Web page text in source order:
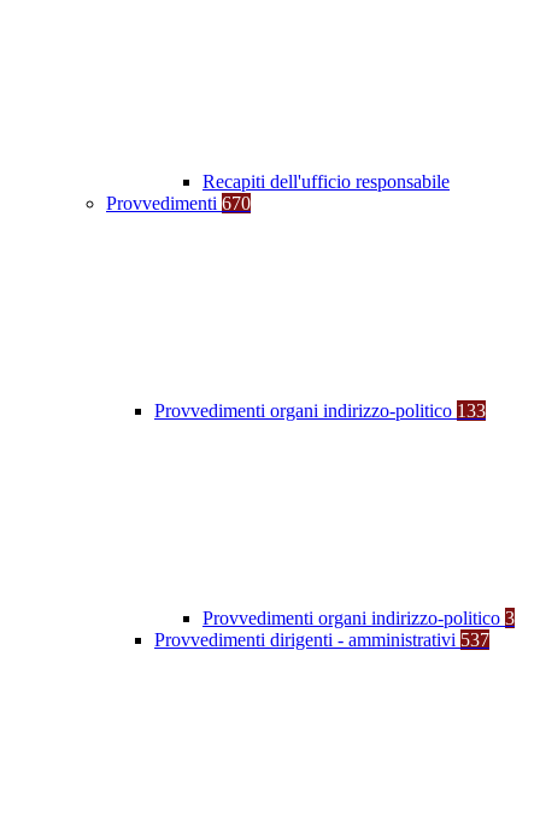
Recapiti dell'ufficio responsabile
Provvedimenti 670
Provvedimenti organi indirizzo-politico 133
Provvedimenti organi indirizzo-politico 3
Provvedimenti dirigenti - amministrativi 537